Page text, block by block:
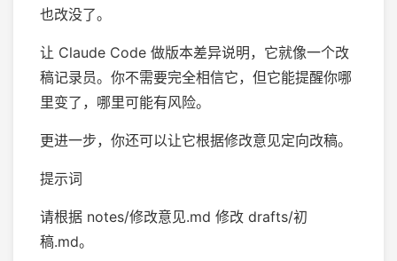
也改没了。
让 Claude Code 做版本差异说明，它就像一个改
稿记录员。你不需要完全相信它，但它能提醒你哪
里变了，哪里可能有风险。
更进一步，你还可以让它根据修改意见定向改稿。
提示词
请根据 notes/修改意见.md 修改 drafts/初
稿.md。